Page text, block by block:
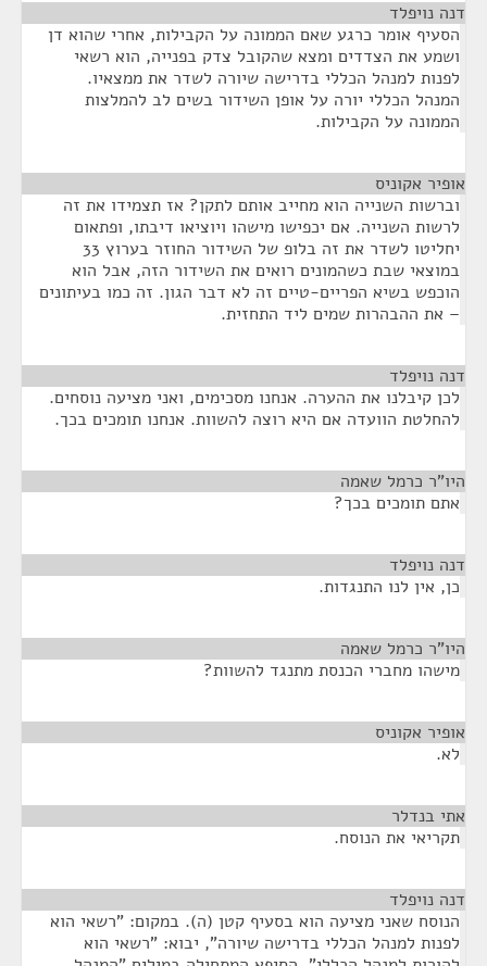
דנה נויפלד
הסעיף אומר כרגע שאם הממונה על הקבילות, אחרי שהוא דן
ושמע את הצדדים ומצא שהקובל צדק בפנייה, הוא רשאי
לפנות למנהל הכללי בדרישה שיורה לשדר את ממצאיו.
המנהל הכללי יורה על אופן השידור בשים לב להמלצות
הממונה על הקבילות.
אופיר אקוניס
וברשות השנייה הוא מחייב אותם לתקן? אז תצמידו את זה
לרשות השנייה. אם יכפישו מישהו ויוציאו דיבתו, ופתאום
יחליטו לשדר את זה בלופ של השידור החוזר בערוץ 33
במוצאי שבת כשהמונים רואים את השידור הזה, אבל הוא
הוכפש בשיא הפריים-טיים זה לא דבר הגון. זה כמו בעיתונים
– את ההבהרות שמים ליד התחזית.
דנה נויפלד
לכן קיבלנו את ההערה. אנחנו מסכימים, ואני מציעה נוסחים.
להחלטת הוועדה אם היא רוצה להשוות. אנחנו תומכים בכך.
היו"ר כרמל שאמה
אתם תומכים בכך?
דנה נויפלד
כן, אין לנו התנגדות.
היו"ר כרמל שאמה
מישהו מחברי הכנסת מתנגד להשוות?
אופיר אקוניס
לא.
אתי בנדלר
תקריאי את הנוסח.
דנה נויפלד
הנוסח שאני מציעה הוא בסעיף קטן (ה). במקום: "רשאי הוא
לפנות למנהל הכללי בדרישה שיורה", יבוא: "רשאי הוא